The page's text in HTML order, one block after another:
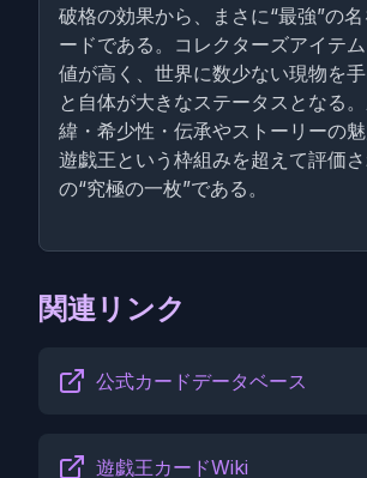
破格の効果から、まさに“最強”の
ードである。コレクターズアイテ
値が高く、世界に数少ない現物を
と自体が大きなステータスとなる
緯・希少性・伝承やストーリーの魅
遊戯王という枠組みを超えて評価
の“究極の一枚”である。
関連リンク
公式カードデータベース
遊戯王カードWiki